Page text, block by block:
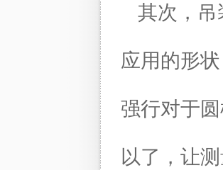
其次，吊
应用的形
强行对于
以了，让